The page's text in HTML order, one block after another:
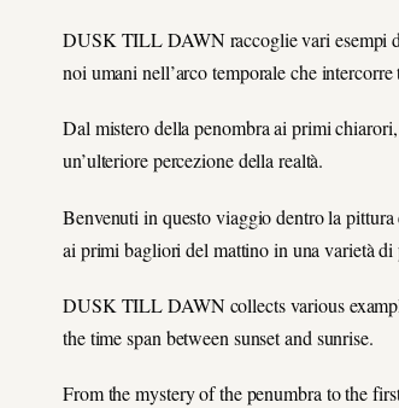
DUSK TILL DAWN raccoglie vari esempi
noi umani nell’arco temporale che
Dal mistero della penombra ai primi
un’ulteriore percezione della realtà.
Benvenuti in questo viaggio dentro la
ai primi bagliori del mattino in una varietà
DUSK TILL DAWN collects various
the time span between sunset and sunrise.
From the mystery of the penumbra to the